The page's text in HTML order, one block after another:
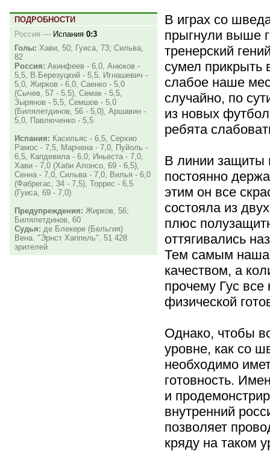
ПОДРОБНОСТИ
Россия — Испания 0:3
Голы: Хави, 50; Гуиса, 73; Сильва,
82
Россия: Акинфеев - 6,0, Анюков -
5,5, В.Березуцкий - 5,5, Игнашевич -
5,0, Жирков - 6,0, Саенко - 5,0
(Сычев, 57 - 5,5), Семак - 5,5,
Зырянов - 5,5, Семшов - 5,0
(Билялетдинов, 56 - 5,0), Аршавин -
5,0, Павлюченко - 5,5
Испания: Касильяс - 6,5, Серхио
Рамос - 7,5, Марчена - 7,0, Пуйоль -
6,5, Капдевила - 6,0, Иньеста - 7,0,
Хави - 7,0 (Хаби Алонсо, 69 - 6,5),
Сенна - 7,0, Сильва - 7,0, Вилья - 6,0
(Фабрегас, 34 - 7,5), Торрес - 6,5
(Гуиса, 69 - 7,0)
Предупреждения: Жирков, 56;
Билялетдинов, 60
Судья: де Блекере (Бельгия)
Вена. "Эрнст Хаппель". 51 428
зрителей
В играх со
прыгнули выше
тренерский
сумел
слабое наше
случайно, по
из новых
ребята
В линии защиты
постоянно
этим он все
состояла из
плюс
оттягивались
Тем самым наша
качеством, а
прочему Гус
физической
Однако, чтобы
уровне, как со
необходимо
готовность.
и
внутренний
позволяет
кряду на таком